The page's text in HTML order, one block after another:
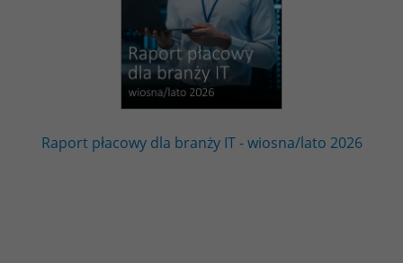
Raport płacowy dla branży IT - wiosna/lato 2026